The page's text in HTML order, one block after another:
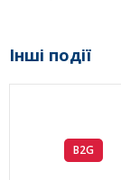
Інші події
B2G